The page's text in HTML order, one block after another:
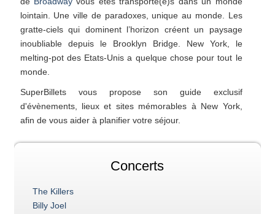
lointain. Une ville de paradoxes, unique au monde. Les
gratte-ciels qui dominent l’horizon créent un paysage
inoubliable depuis le Brooklyn Bridge. New York, le
melting-pot des Etats-Unis a quelque chose pour tout le
monde.
SuperBillets vous propose son guide exclusif
d'évènements, lieux et sites mémorables à New York,
afin de vous aider à planifier votre séjour.
Concerts
The Killers
Billy Joel